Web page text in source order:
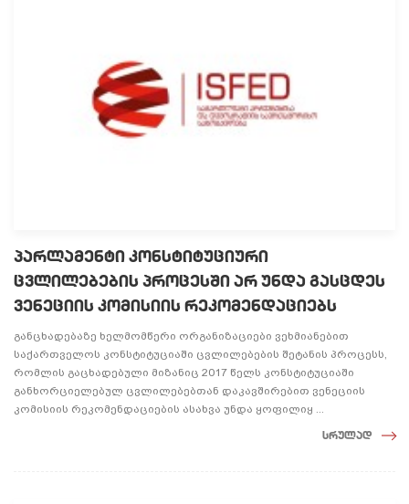
პარლამენტი კონსტიტუციური
ცვლილებების პროცესში არ უნდა გასცდეს
ვენეციის კომისიის რეკომენდაციებს
განცხადებაზე ხელმომწერი ორგანიზაციები ვეხმიანებით
საქართველოს კონსტიტუციაში ცვლილებების შეტანის პროცესს,
რომლის გაცხადებული მიზანიც 2017 წელს კონსტიტუციაში
განხორციელებულ ცვლილებებთან დაკავშირებით ვენეციის
კომისიის რეკომენდაციების ასახვა უნდა ყოფილიყ ...
სრულად